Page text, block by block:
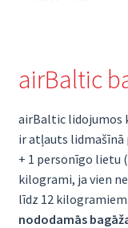
airBaltic
airBaltic lidojumos
ir atļauts lidmašīnā
+ 1 personīgo lietu
kilogrami, ja vien
līdz 12
nododamās